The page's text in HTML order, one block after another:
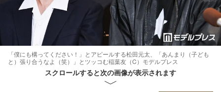
「僕にも構ってください！」とアピールする松田元太、「あんまり（子ども
と）張り合うなよ（笑）」とツッコむ稲葉友（C）モデルプレス
スクロールすると次の画像が表示されます